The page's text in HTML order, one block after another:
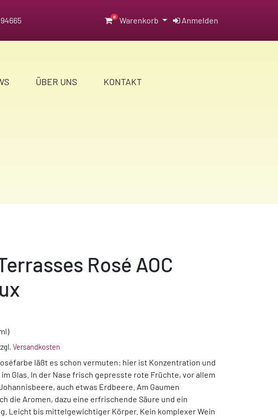
0 Warenkorb Anmelden
ÜBER UNS KONTAKT
Rosé AOC
)
Versandkosten
läßt es schon vermuten: hier ist Konzentration und
Glas. In der Nase frisch gepresste rote Früchte, vor allem
auch etwas Erdbeere. Am Gaumen
die Aromen, dazu eine erfrischende Säure und ein
Leicht bis mittelgewichtiger Körper. Kein komplexer Wein